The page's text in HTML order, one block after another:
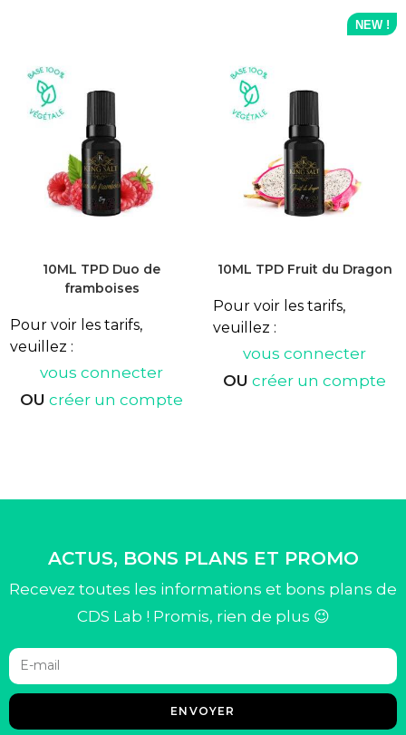
10ML TPD Duo de
framboises
Pour voir les tarifs,
veuillez :
vous connecter
OU créer un compte
NEW !
10ML TPD Fruit du Dragon
Pour voir les tarifs,
veuillez :
vous connecter
OU créer un compte
ACTUS, BONS PLANS ET PROMO
Recevez toutes les informations et bons plans de
CDS Lab ! Promis, rien de plus 😉
ENVOYER